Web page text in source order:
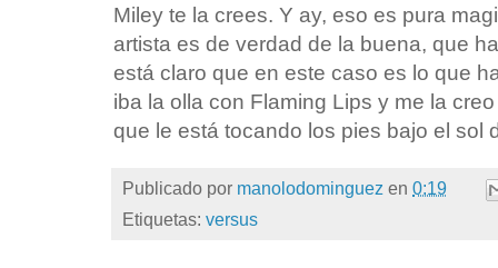
Miley te la crees. Y ay, eso es pura
artista es de verdad de la buena, que
está claro que en este caso es lo que
iba la olla con Flaming Lips y me la
que le está tocando los pies bajo el sol
Publicado por manolodominguez en 0:19
Etiquetas: versus